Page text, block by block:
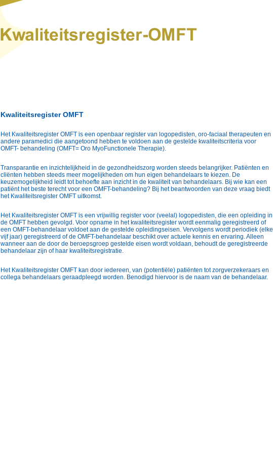
Kwaliteitsregister OMFT
Het Kwaliteitsregister OMFT is een openbaar register van logopedisten, oro-faciaal therapeuten en
andere paramedici die aangetoond hebben te voldoen aan de gestelde kwaliteitscriteria voor
OMFT- behandeling (OMFT= Oro MyoFunctionele Therapie).
Transparantie en inzichtelijkheid in de gezondheidszorg worden steeds belangrijker. Patiënten en
cliënten hebben steeds meer mogelijkheden om hun eigen behandelaars te kiezen. De
keuzemogelijkheid leidt tot behoefte aan inzicht in de kwaliteit van behandelaars. Bij wie kan een
patiënt het beste terecht voor een OMFT-behandeling? Bij het beantwoorden van deze vraag biedt
het Kwaliteitsregister OMFT uitkomst.
Het Kwaliteitsregister OMFT is een vrijwillig register voor (veelal) logopedisten, die een opleiding in
de OMFT hebben gevolgd. Voor opname in het kwaliteitsregister wordt eenmalig geregistreerd of
een OMFT-behandelaar voldoet aan de gestelde opleidingseisen. Vervolgens wordt periodiek (elke
vijf jaar) geregistreerd of de OMFT-behandelaar beschikt over actuele kennis en ervaring. Alleen
wanneer aan de door de beroepsgroep gestelde eisen wordt voldaan, behoudt de geregistreerde
behandelaar zijn of haar kwaliteitsregistratie.
Het Kwaliteitsregister OMFT kan door iedereen, van (potentiële) patiënten tot zorgverzekeraars en
collega behandelaars geraadpleegd worden. Benodigd hiervoor is de naam van de behandelaar.